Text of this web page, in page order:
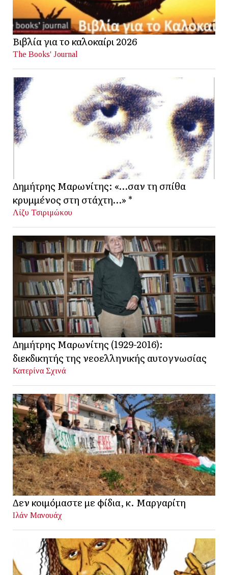
Βιβλία για το καλοκαίρι 2026
The Books' Journal
Δημήτρης Μαρωνίτης: «…σαν τη σπίθα
κρυμμένος στη στάχτη…» *
Λίζυ Τσιριμώκου
Δημήτρης Μαρωνίτης (1929-2016):
διεκδικητής της νεοελληνικής αυτογνωσίας
Κατερίνα Σχινά
Δεν κοιμόμαστε με φίδια, κ. Μαργαρίτη
Ιλάν Μανουάχ